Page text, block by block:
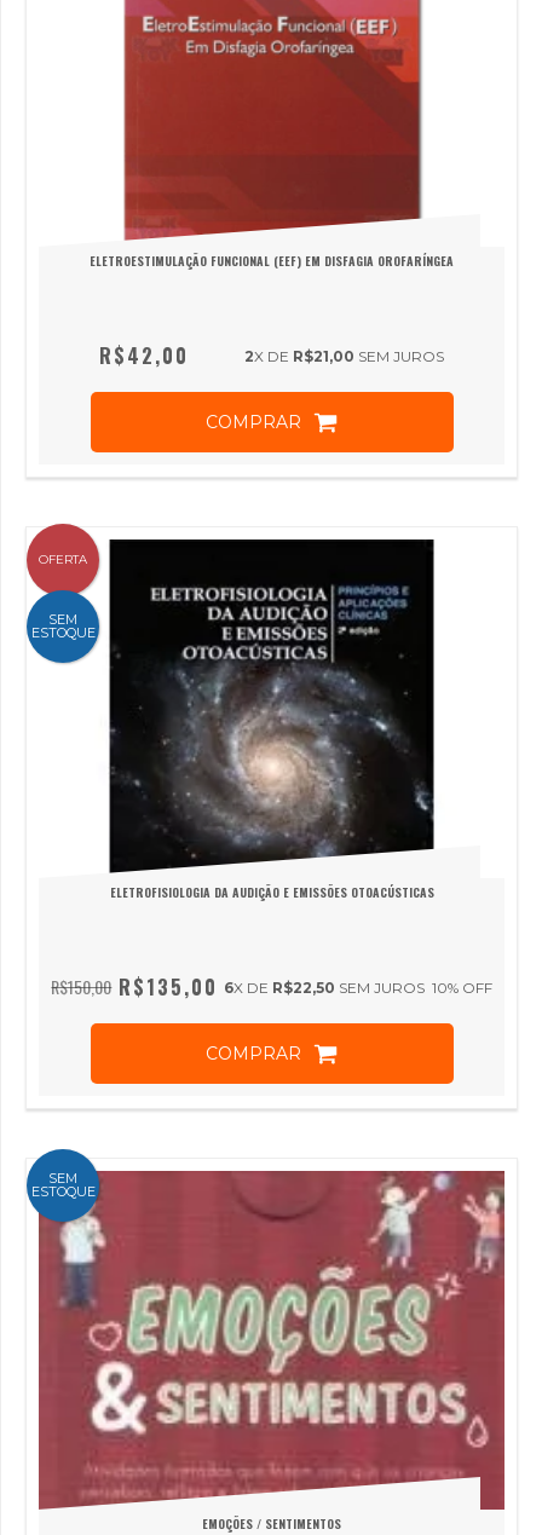
ELETROESTIMULAÇÃO FUNCIONAL (EEF) EM DISFAGIA OROFARÍNGEA
R$42,00 2X DE R$21,00 SEM JUROS
COMPRAR
OFERTA
SEM
ESTOQUE
ELETROFISIOLOGIA DA AUDIÇÃO E EMISSÕES OTOACÚSTICAS
R$150,00 10% OFF
R$135,00 6X DE R$22,50 SEM JUROS
COMPRAR
SEM
ESTOQUE
EMOÇÕES / SENTIMENTOS